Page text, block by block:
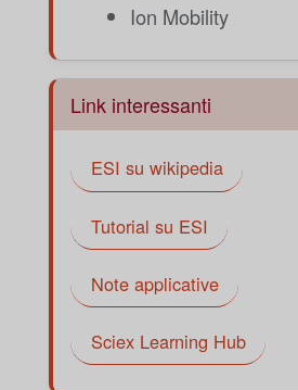
Ion Mobility
Link interessanti
ESI su wikipedia
Tutorial su ESI
Note applicative
Sciex Learning Hub